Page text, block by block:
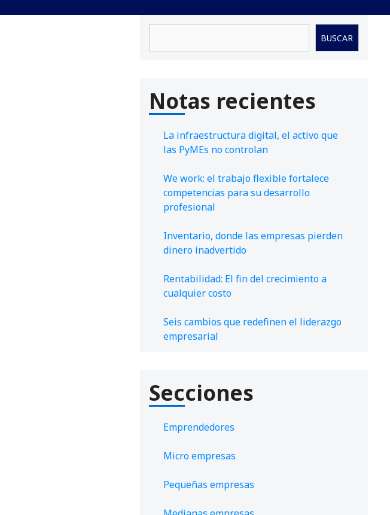
BUSCAR
Notas recientes
La infraestructura digital, el activo que
las PyMEs no controlan
We work: el trabajo flexible fortalece
competencias para su desarrollo
profesional
Inventario, donde las empresas pierden
dinero inadvertido
Rentabilidad: El fin del crecimiento a
cualquier costo
Seis cambios que redefinen el liderazgo
empresarial
Secciones
Emprendedores
Micro empresas
Pequeñas empresas